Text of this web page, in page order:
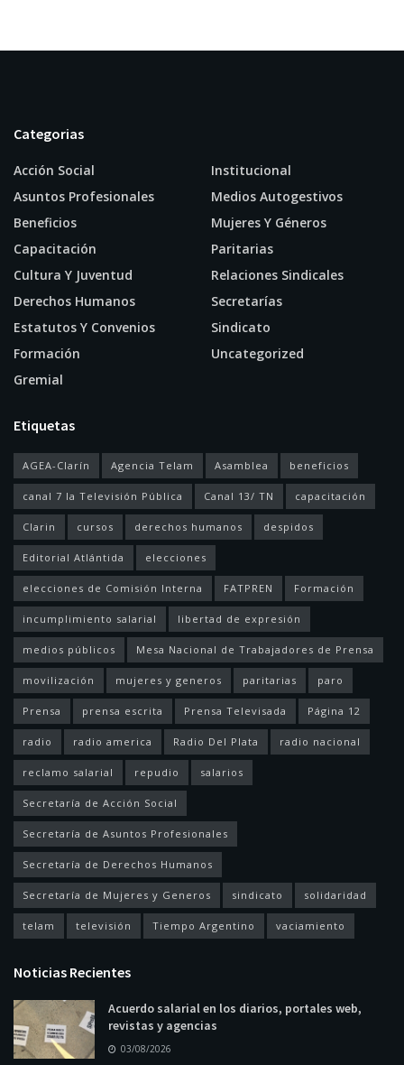
Categorias
Acción Social
Asuntos Profesionales
Beneficios
Capacitación
Cultura Y Juventud
Derechos Humanos
Estatutos Y Convenios
Formación
Gremial
Institucional
Medios Autogestivos
Mujeres Y Géneros
Paritarias
Relaciones Sindicales
Secretarías
Sindicato
Uncategorized
Etiquetas
AGEA-Clarín Agencia Telam Asamblea beneficios
canal 7 la Televisión Pública Canal 13/ TN capacitación
Clarin cursos derechos humanos despidos
Editorial Atlántida elecciones
elecciones de Comisión Interna FATPREN Formación
incumplimiento salarial libertad de expresión
medios públicos Mesa Nacional de Trabajadores de Prensa
movilización mujeres y generos paritarias paro
Prensa prensa escrita Prensa Televisada Página 12
radio radio america Radio Del Plata radio nacional
reclamo salarial repudio salarios
Secretaría de Acción Social
Secretaría de Asuntos Profesionales
Secretaría de Derechos Humanos
Secretaría de Mujeres y Generos sindicato solidaridad
telam televisión Tiempo Argentino vaciamiento
Noticias Recientes
Acuerdo salarial en los diarios, portales web,
revistas y agencias
03/08/2026